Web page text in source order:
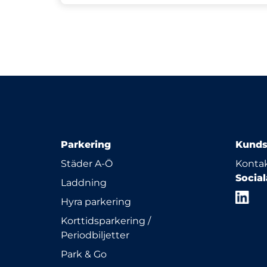
Parkering
Städer A-Ö
Laddning
Hyra parkering
Korttidsparkering /
Periodbiljetter
Park & Go